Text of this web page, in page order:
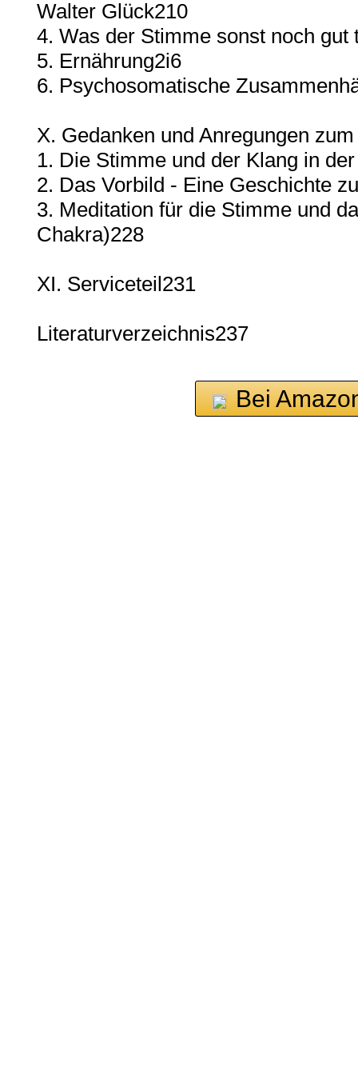
Walter Glück210
4. Was der Stimme sonst noch gut
5. Ernährung2i6
6. Psychosomatische
X. Gedanken und Anregungen
1. Die Stimme und der Klang in
2. Das Vorbild - Eine Geschichte
3. Meditation für die Stimme und
Chakra)228
XI. Serviceteil231
Literaturverzeichnis237
Bei